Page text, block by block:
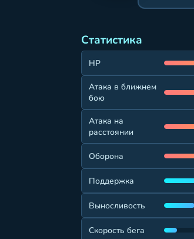
Статистика
HP
Атака в ближнем
бою
Атака на
расстоянии
Оборона
Поддержка
Выносливость
Скорость бега